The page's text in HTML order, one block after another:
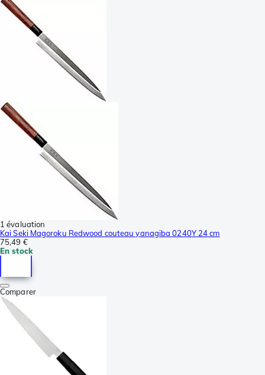
1 évaluation
Kai Seki Magoroku Redwood couteau yanagiba 0240Y 24 cm
75,49 €
En stock
Comparer